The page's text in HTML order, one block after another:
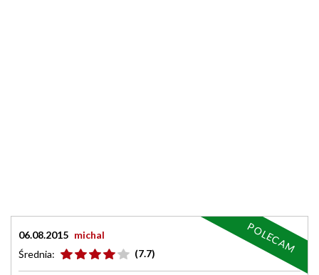
06.08.2015 michal
Średnia:
(7.7) POLECAM